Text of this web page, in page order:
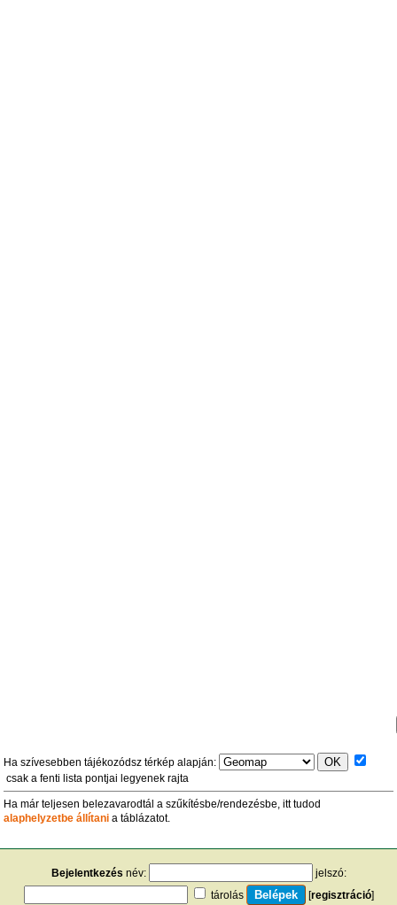
Ha szívesebben tájékozódsz térkép alapján:
csak a fenti lista pontjai legyenek rajta
Ha már teljesen belezavarodtál a szűkítésbe/rendezésbe, itt tudod
alaphelyzetbe állítani a táblázatot.
Bejelentkezés név:
jelszó:
tárolás
[regisztráció]